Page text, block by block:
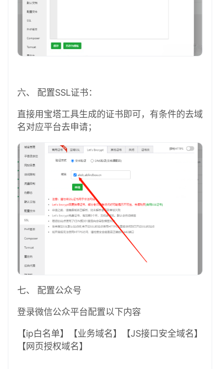
六、 配置SSL证书：
直接用宝塔工具生成的证书即可，有条件的去域
名对应平台去申请；
七、 配置公众号
登录微信公众平台配置以下内容
【ip白名单】【业务域名】【JS接口安全域名】
【网页授权域名】